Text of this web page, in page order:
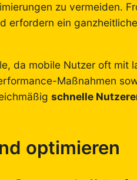
zu vermeiden.
erfordern ein
da mobile Nutzer oft mit
Maßnahmen
schnelle
optimieren